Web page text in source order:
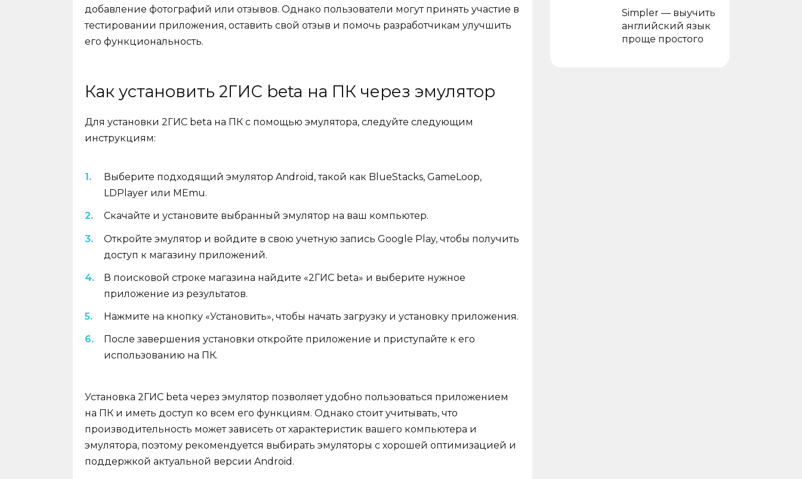
добавление фотографий или отзывов. Однако пользователи могут принять участие в
тестировании приложения, оставить свой отзыв и помочь разработчикам улучшить
его функциональность.
Как установить 2ГИС beta на ПК через эмулятор
Для установки 2ГИС beta на ПК с помощью эмулятора, следуйте следующим
инструкциям:
Выберите подходящий эмулятор Android, такой как BlueStacks, GameLoop,
LDPlayer или MEmu.
Скачайте и установите выбранный эмулятор на ваш компьютер.
Откройте эмулятор и войдите в свою учетную запись Google Play, чтобы получить
доступ к магазину приложений.
В поисковой строке магазина найдите «2ГИС beta» и выберите нужное
приложение из результатов.
Нажмите на кнопку «Установить», чтобы начать загрузку и установку приложения.
После завершения установки откройте приложение и приступайте к его
использованию на ПК.
Установка 2ГИС beta через эмулятор позволяет удобно пользоваться приложением
на ПК и иметь доступ ко всем его функциям. Однако стоит учитывать, что
производительность может зависеть от характеристик вашего компьютера и
эмулятора, поэтому рекомендуется выбирать эмуляторы с хорошей оптимизацией и
поддержкой актуальной версии Android.
Simpler — выучить
английский язык
проще простого